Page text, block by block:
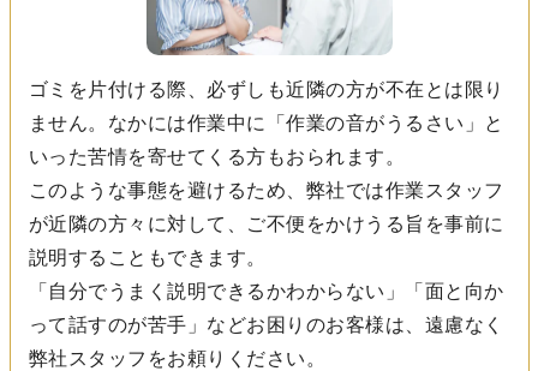
ゴミを片付ける際、必ずしも近隣の方が不在とは限り
ません。なかには作業中に「作業の音がうるさい」と
いった苦情を寄せてくる方もおられます。
このような事態を避けるため、弊社では作業スタッフ
が近隣の方々に対して、ご不便をかけうる旨を事前に
説明することもできます。
「自分でうまく説明できるかわからない」「面と向か
って話すのが苦手」などお困りのお客様は、遠慮なく
弊社スタッフをお頼りください。